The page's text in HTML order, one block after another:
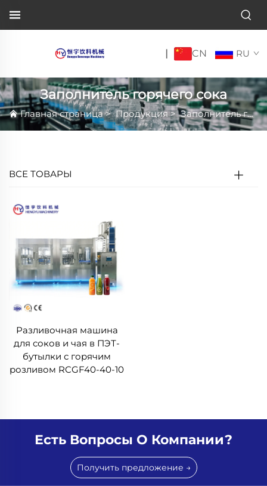
| CN RU
Заполнитель горячего сока
Главная страница>Продукция>Заполнитель горячего сока
ВСЕ ТОВАРЫ
Разливочная машина
для соков и чая в ПЭТ-
бутылки с горячим
розливом RCGF40-40-10
Есть Вопросы О Компании?
Получить предложение →